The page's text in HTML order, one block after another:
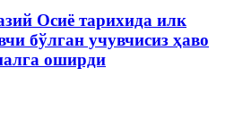
Осиё тарихида илк
бўлган учувчисиз ҳаво
оширди